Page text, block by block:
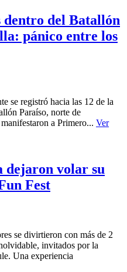
dentro del Batallón
pánico entre los
registró hacia las 12 de la
Paraíso, norte de
a Primero... Ver
dejaron volar su
Fest
se divirtieron con más de 2
invitados por la
Una experiencia